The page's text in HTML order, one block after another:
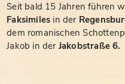
Seit bald 15 Jahren führen
Faksimiles in der
dem romanischen
Jakob in der Jakobstraße 6.